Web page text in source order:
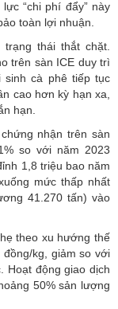
“chi phí đẩy” này
toàn lợi nhuận.
thái thắt chặt.
trên sàn ICE duy trì
cà phê tiếp tục
cao hơn kỳ hạn xa,
hạn.
nhận trên sàn
so với năm 2023
1,8 triệu bao năm
mức thấp nhất
41.270 tấn) vào
theo xu hướng thế
kg, giảm so với
Hoạt động giao dịch
50% sản lượng